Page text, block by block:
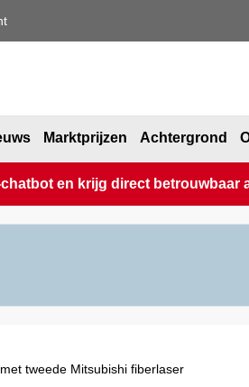
Marktprijzen Achtergrond
en krijg direct
tweede Mitsubishi fiberlaser